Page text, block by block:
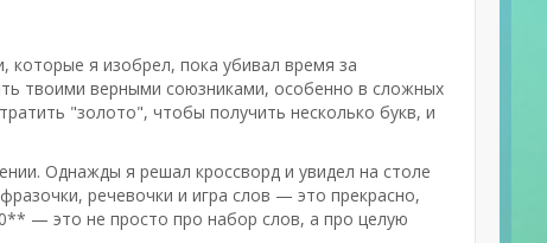
которые я изобрел, пока убивал время за
твоими верными союзниками, особенно в сложных
"золото", чтобы получить несколько букв, и
Однажды я решал кроссворд и увидел на столе
речевочки и игра слов — это прекрасно,
— это не просто про набор слов, а про целую